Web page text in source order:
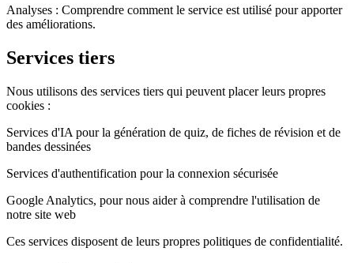
Analyses : Comprendre comment le service est utilisé pour apporter
des améliorations.
Services tiers
Nous utilisons des services tiers qui peuvent placer leurs propres
cookies :
Services d'IA pour la génération de quiz, de fiches de révision et de
bandes dessinées
Services d'authentification pour la connexion sécurisée
Google Analytics, pour nous aider à comprendre l'utilisation de
notre site web
Ces services disposent de leurs propres politiques de confidentialité.